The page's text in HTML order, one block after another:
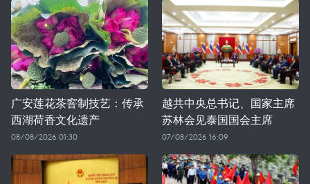
广安莲花茶窨制技艺：传承
西湖荷香文化遗产
08/08/2026 01:30
越共中央总书记、国家主席
苏林会见泰国国会主席
07/08/2026 16:09